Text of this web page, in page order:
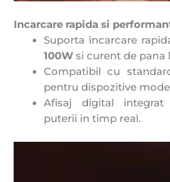
Incarcare rapida si
Suporta incarcare
100Wsi curent de pana
Compatibil cu
pentru dispozitive
Afisaj digital integrat
puterii in timp real.